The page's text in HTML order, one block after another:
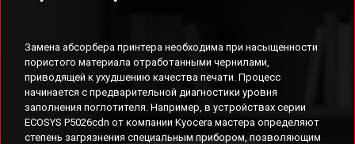
Замена абсорбера принтера необходима при насыщенности
пористого материала отработанными чернилами,
приводящей к ухудшению качества печати. Процесс
начинается с предварительной диагностики уровня
заполнения поглотителя. Например, в устройствах серии
ECOSYS P5026cdn от компании Kyocera мастера определяют
степень загрязнения специальным прибором, позволяющим